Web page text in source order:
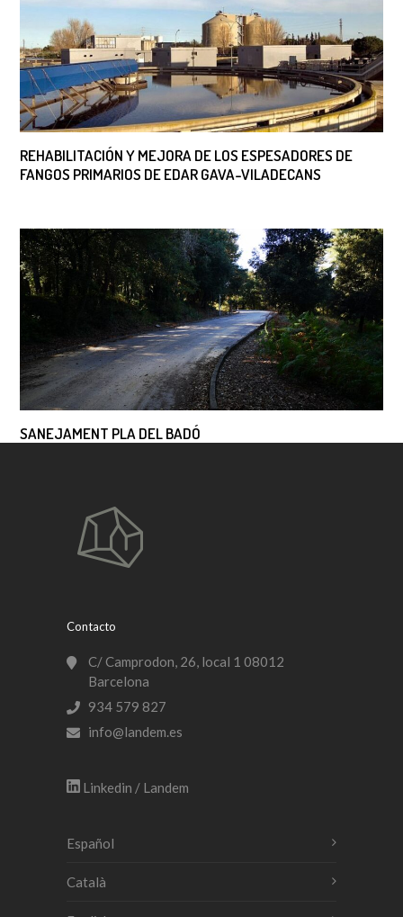
REHABILITACIÓN Y MEJORA DE LOS ESPESADORES DE
FANGOS PRIMARIOS DE EDAR GAVA-VILADECANS
SANEJAMENT PLA DEL BADÓ
Contacto
C/ Camprodon, 26, local 1 08012
Barcelona
934 579 827
info@landem.es
Linkedin / Landem
Español
Català